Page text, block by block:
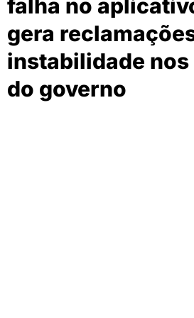
falha no
gera
instabilidade
do governo